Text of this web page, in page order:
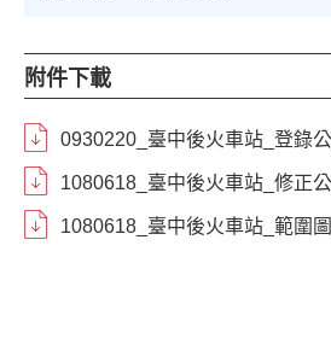
附件下載
0930220_臺中後火車站_登錄
1080618_臺中後火車站_修正
1080618_臺中後火車站_範圍